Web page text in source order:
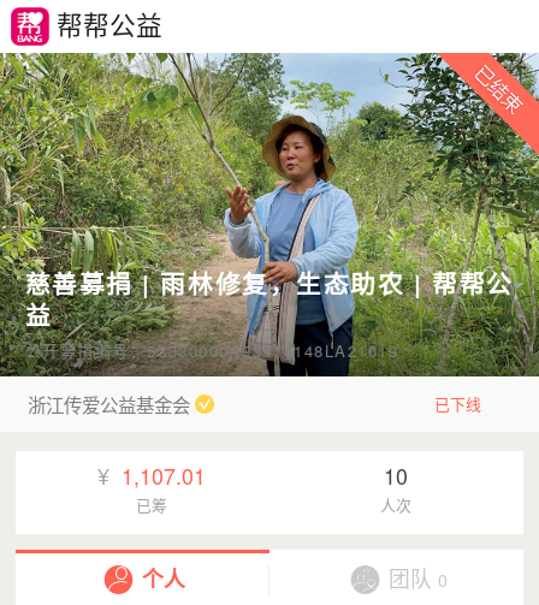
帮帮公益
慈善募捐 | 雨林修复，生态助农 | 帮帮公
益
公开募捐编号：53330000A93376148LA21019
浙江传爱公益基金会 已下线
¥ 1,107.01
已筹
10
人次
个人 团队 0